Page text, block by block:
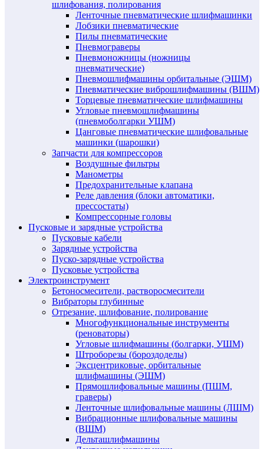
шлифования, полирования
Ленточные пневматические шлифмашинки
Лобзики пневматические
Пилы пневматические
Пневмограверы
Пневмоножницы (ножницы
пневматические)
Пневмошлифмашины орбитальные (ЭШМ)
Пневматические виброшлифмашины (ВШМ)
Торцевые пневматические шлифмашины
Угловые пневмошлифмашины
(пневмоболгарки УШМ)
Цанговые пневматические шлифовальные
машинки (шарошки)
Запчасти для компрессоров
Воздушные фильтры
Манометры
Предохранительные клапана
Реле давления (блоки автоматики,
прессостаты)
Компрессорные головы
Пусковые и зарядные устройства
Пусковые кабели
Зарядные устройства
Пуско-зарядные устройства
Пусковые устройства
Электроинструмент
Бетоносмесители, растворосмесители
Вибраторы глубинные
Отрезание, шлифование, полирование
Многофункциональные инструменты
(реноваторы)
Угловые шлифмашины (болгарки, УШМ)
Штроборезы (бороздоделы)
Эксцентриковые, орбитальные
шлифмашины (ЭШМ)
Прямошлифовальные машины (ПШМ,
граверы)
Ленточные шлифовальные машины (ЛШМ)
Вибрационные шлифовальные машины
(ВШМ)
Дельташлифмашины